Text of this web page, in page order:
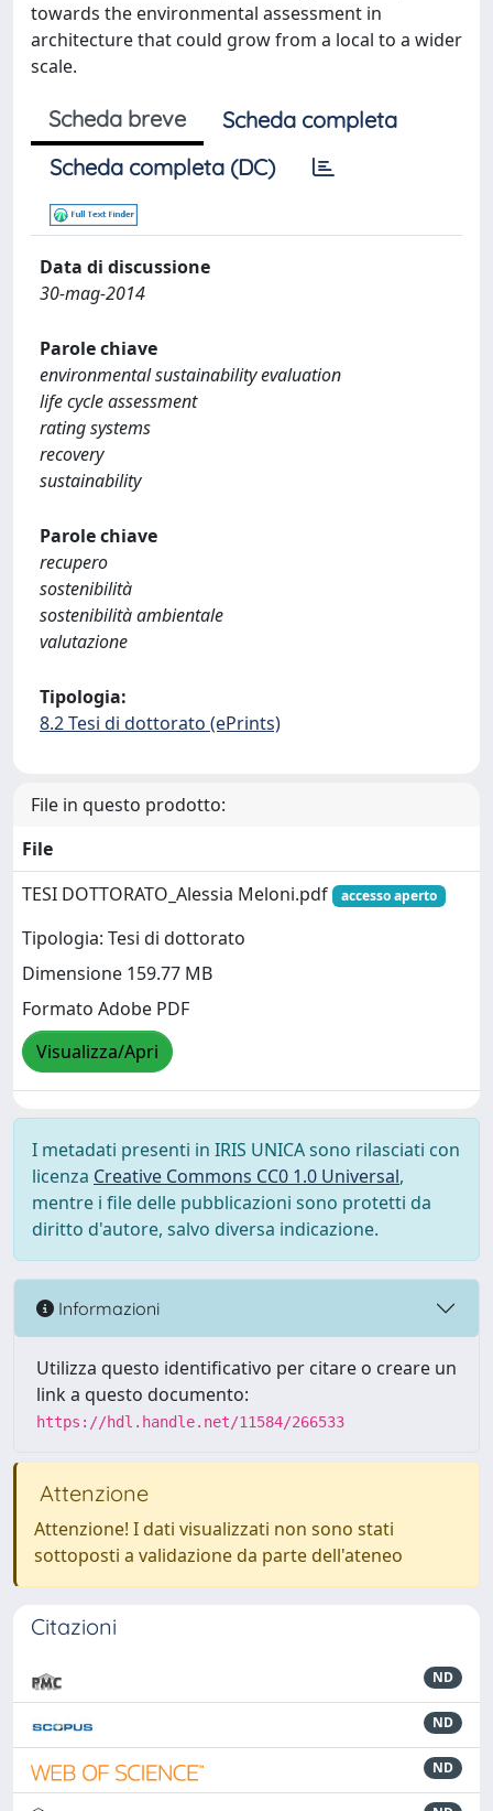
towards the environmental assessment in
architecture that could grow from a local to a wider
scale.
Scheda breve
Scheda completa
Scheda completa (DC)
Data di discussione
30-mag-2014
Parole chiave
environmental sustainability evaluation
life cycle assessment
rating systems
recovery
sustainability
Parole chiave
recupero
sostenibilità
sostenibilità ambientale
valutazione
Tipologia:
8.2 Tesi di dottorato (ePrints)
File in questo prodotto:
File
TESI DOTTORATO_Alessia Meloni.pdf
accesso aperto
Tipologia: Tesi di dottorato
Dimensione 159.77 MB
Formato Adobe PDF
Visualizza/Apri
I metadati presenti in IRIS UNICA sono rilasciati con
licenza Creative Commons CC0 1.0 Universal,
mentre i file delle pubblicazioni sono protetti da
diritto d'autore, salvo diversa indicazione.
Informazioni
Utilizza questo identificativo per citare o creare un
link a questo documento:
https://hdl.handle.net/11584/266533
Attenzione
Attenzione! I dati visualizzati non sono stati
sottoposti a validazione da parte dell'ateneo
Citazioni
ND
ND
ND